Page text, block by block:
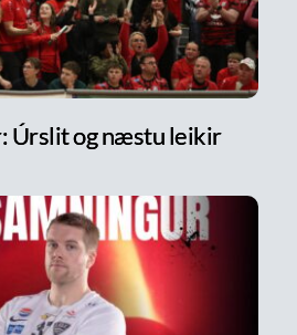
Úrslit og næstu leikir